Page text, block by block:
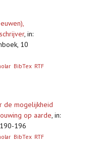
, in:
10
BibTex RTF
de mogelijkheid
op aarde, in:
196
BibTex RTF